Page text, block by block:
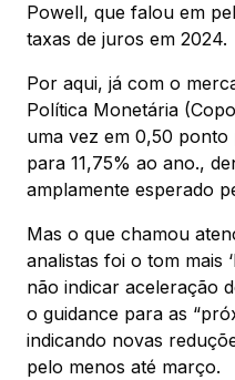
Powell, que falou em
taxas de juros em 2024.
Por aqui, já com o
Política Monetária
uma vez em 0,50
para 11,75% ao ano.,
amplamente esperado
Mas o que chamou
analistas foi o tom mais
não indicar aceleração
o guidance para as
indicando novas
pelo menos até março.